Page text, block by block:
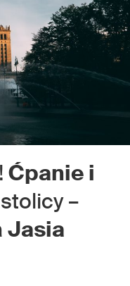
Ćpanie i
–
Jasia